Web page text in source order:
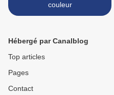
couleur
Hébergé par Canalblog
Top articles
Pages
Contact